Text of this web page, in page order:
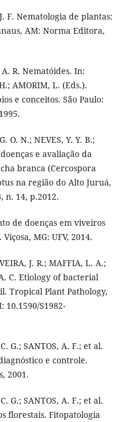
F. Nematologia de plantas:
AM: Norma Editora,
A. R. Nematóides. In:
AMORIM, L. (Eds.).
e conceitos. São Paulo:
O. N.; NEVES, Y. Y. B.;
e avaliação da
branca (Cercospora
na região do Alto Juruá,
n. 14, p.2012.
de doenças em viveiros
MG: UFV, 2014.
J. R.; MAFFIA, L. A.;
C. Etiology of bacterial
Tropical Plant Pathology,
10.1590/S1982-
G.; SANTOS, A. F.; et al.
e controle.
2001.
G.; SANTOS, A. F.; et al.
florestais. Fitopatologia